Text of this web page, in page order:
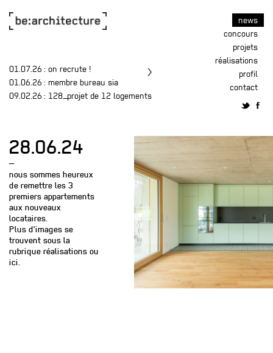
news
concours
projets
réalisations
profil
contact
01.07.26 : on recrute !
01.06.26 : membre bureau sia
09.02.26 : 128_projet de 12 logements
28.06.24
—
nous sommes heureux
de remettre les 3
premiers appartements
aux nouveaux
locataires.
Plus d'images se
trouvent sous la
rubrique réalisations ou
ici.